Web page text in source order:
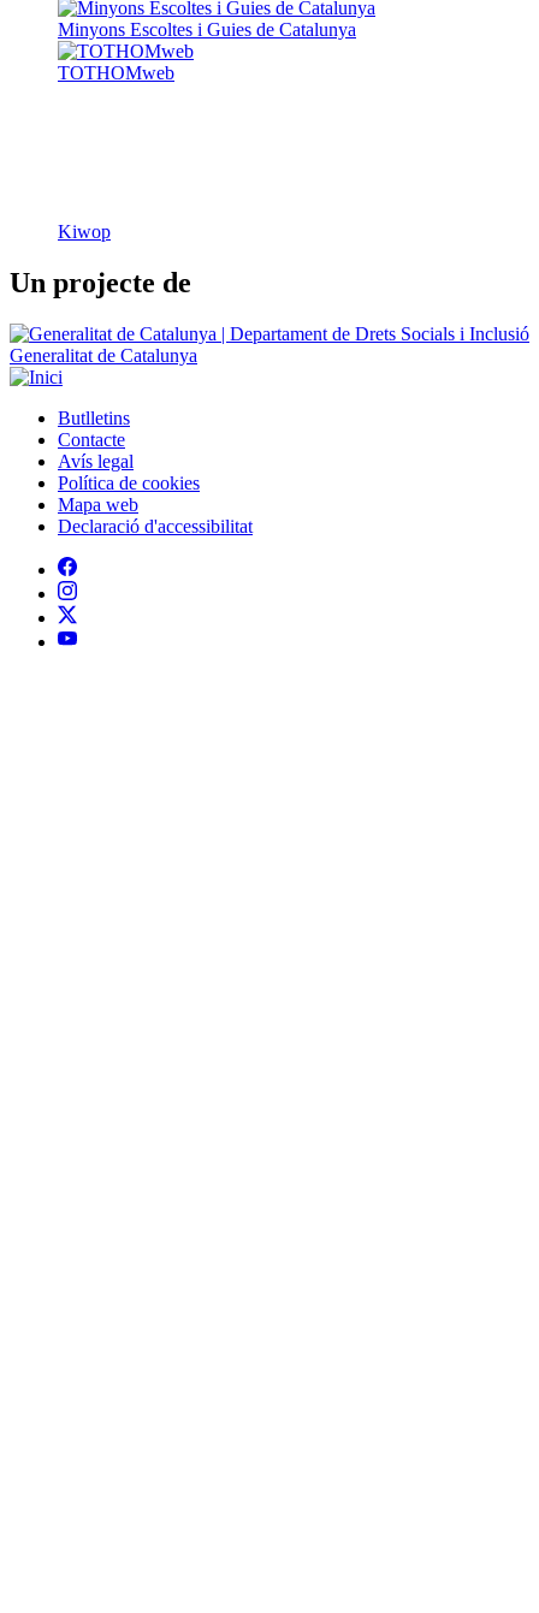
Minyons Escoltes i Guies de Catalunya
TOTHOMweb
Generalitat de Catalunya
Peu
Butlletins
Contacte
Avís legal
Política de cookies
Mapa web
Declaració d'accessibilitat